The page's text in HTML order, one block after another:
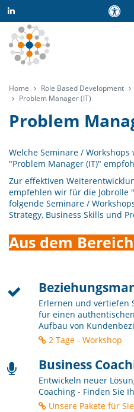
Home Role Based Development
Problem Manager (IT)
Problem
Welche Seminare /
"Problem Manager (IT)"
Zur effektiven
empfehlen wir für die Jobrolle
folgende Seminare /
Strategy, Business Skills und
Aus dem
Erlernen und vertiefen
für einen
Aufbau von
2 Tage - Workshop
Business
Entwickeln neuer
Coaching - Finden Sie
Unsere Pakete für Sie